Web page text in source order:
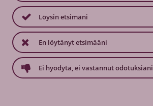
Löysin etsimäni
En löytänyt etsimääni
Ei hyödytä, ei vastannut odotuksiani